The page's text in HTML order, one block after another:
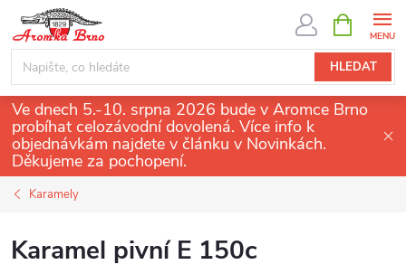
obsah
HLEDAT
NÁKUPNÍ
KOŠÍK
Ve dnech 5.-10. srpna 2026 bude v Aromce Brno
probíhat celozávodní dovolená. Více info k
objednávkám najdete v článku v Novinkách.
Děkujeme za pochopení.
Karamely
Karamel pivní E 150c